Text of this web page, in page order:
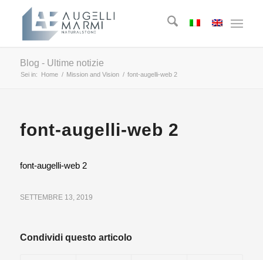
Blog - Ultime notizie
Sei in: Home / Mission and Vision / font-augelli-web 2
font-augelli-web 2
font-augelli-web 2
SETTEMBRE 13, 2019
Condividi questo articolo